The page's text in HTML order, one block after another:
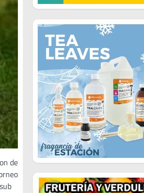
de